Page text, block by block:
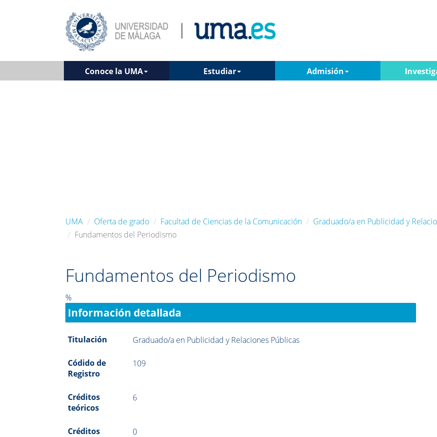
Conoce la UMA Estudiar Admisión
UMA Oferta de grado Facultad de Ciencias de la Comunicación
Graduado/a en Publicidad y
Fundamentos del Periodismo
Fundamentos del Periodismo
%
Información detallada
Titulación Graduado/a en Publicidad y Relaciones Públicas
Códido de
Registro
109
Créditos
teóricos
6
Créditos
0